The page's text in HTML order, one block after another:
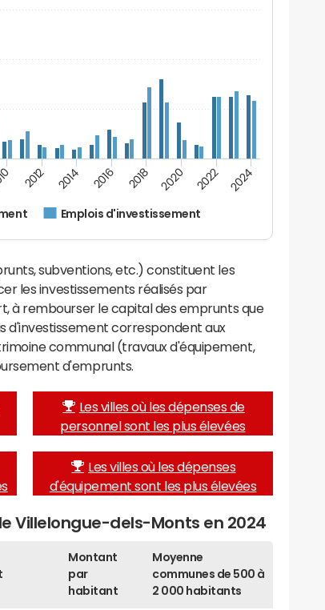
Emplois d'investissement
2012 2014 2016 2018 2020 2022 2024
subventions, etc.) constituent les
les investissements réalisés par
à rembourser le capital des emprunts que
d'investissement correspondent aux
communal (travaux d'équipement,
d'emprunts.
Les villes où les dépenses de
personnel sont les plus élevées
Les villes où les dépenses
d'équipement sont les plus élevées
Villelongue-dels-Monts en 2024
Montant
par
habitant
Moyenne
communes de 500 à
2 000 habitants